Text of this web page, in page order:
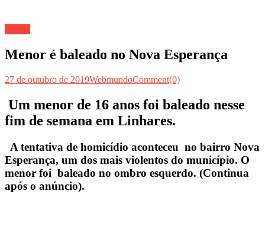
Menor é baleado no Nova Esperança
27 de outubro de 2019WebmundoComment(0)
Um menor de 16 anos foi baleado nesse
fim de semana em Linhares.
A tentativa de homicídio aconteceu no bairro Nova
Esperança, um dos mais violentos do município. O
menor foi baleado no ombro esquerdo. (Continua
após o anúncio).